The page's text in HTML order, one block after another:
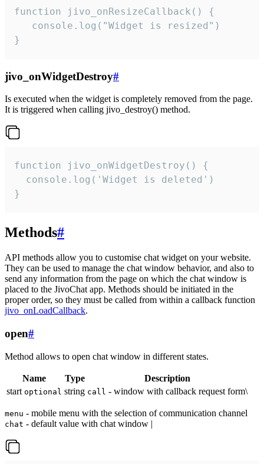
function jivo_onResizeCallback() {
   console.log("Widget is resized")
}
jivo_onWidgetDestroy#
Is executed when the widget is completely removed from the page.
It is triggered when calling jivo_destroy() method.
function jivo_onWidgetDestroy() {
  console.log('Widget is deleted')
}
Methods#
API methods allow you to customise chat widget on your website.
They can be used to manage the chat window behavior, and also to
send any information from the page on which the chat window is
placed to the JivoChat app. Methods should be initiated in the
proper order, so they must be called from within a callback function
jivo_onLoadCallback.
open#
Method allows to open chat window in different states.
Name Type
Description
start optional string call - window with callback request form\
menu - mobile menu with the selection of communication channel
chat - default value with chat window |